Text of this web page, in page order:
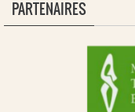
PARTENAIRES